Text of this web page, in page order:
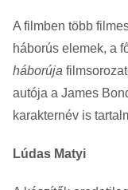
A filmben több
háborús elemek, a
háborúja
autója a James
karakternév is
Lúdas Matyi